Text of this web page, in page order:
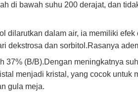
di bawah suhu 200 derajat, dan
dilarutkan dalam air, ia memiliki
dekstrosa dan sorbitol.Rasanya
37% (B/B).Dengan meningkatnya
menjadi kristal, yang cocok untuk
gula meja.